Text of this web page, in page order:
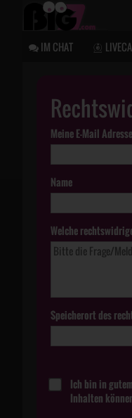
IM CHAT
Meine E-Mail
Name
Welche
Speicherort des
Ich bin in
Inhalten